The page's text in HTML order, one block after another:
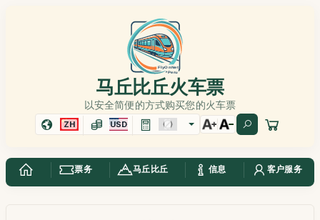
马丘比丘火车票
以安全简便的方式购买您的火车票
ZH USD
票务 马丘比丘 信息 客户服务